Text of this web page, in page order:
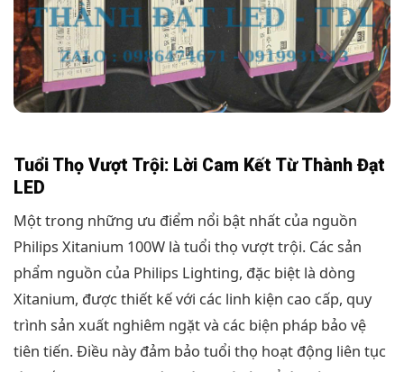
Tuổi Thọ Vượt Trội: Lời Cam Kết Từ Thành Đạt
LED
Một trong những ưu điểm nổi bật nhất của nguồn
Philips Xitanium 100W là tuổi thọ vượt trội. Các sản
phẩm nguồn của Philips Lighting, đặc biệt là dòng
Xitanium, được thiết kế với các linh kiện cao cấp, quy
trình sản xuất nghiêm ngặt và các biện pháp bảo vệ
tiên tiến. Điều này đảm bảo tuổi thọ hoạt động liên tục